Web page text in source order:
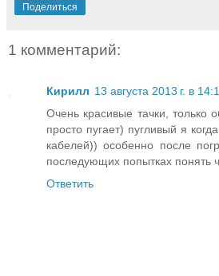
Поделиться
1 комментарий:
Кирилл 13 августа 2013 г. в
Очень красивые тачки, только
просто пугает) пугливый я
кабелей)) особенно после
последующих попытках понять
Ответить